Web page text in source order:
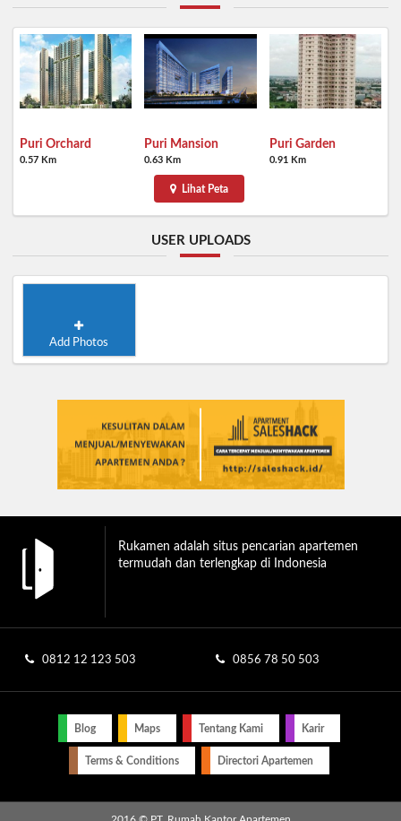
Puri Orchard
0.57 Km
Puri Mansion
0.63 Km
Puri Garden
0.91 Km
Lihat Peta
USER UPLOADS
Add Photos
Rukamen adalah situs pencarian apartemen
termudah dan terlengkap di Indonesia
0812 12 123 503 0856 78 50 503
Blog Maps Tentang Kami Karir
Terms & Conditions Directori Apartemen